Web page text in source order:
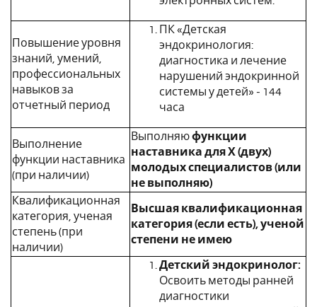
Повышение уровня
знаний, умений,
профессиональных
навыков за
отчетный период
ПК «Детская
эндокринология:
диагностика и лечение
нарушений эндокринной
системы у детей» - 144
часа
Выполнение
функции наставника
(при наличии)
Выполняюфункции
наставника для Х (двух)
молодых специалистов (или
не выполняю)
Квалификационная
категория, ученая
степень (при
наличии)
Высшая квалификационная
категория (если есть), ученой
степени не имею
Детский эндокринолог:
Освоить методы ранней
диагностики